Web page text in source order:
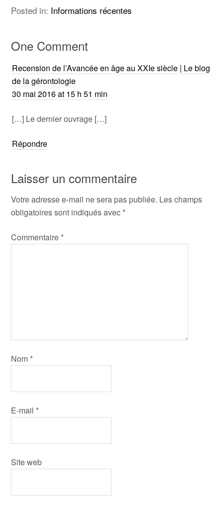
Posted in: Informations récentes
One Comment
Recension de l’Avancée en âge au XXIe siècle | Le blog
de la gérontologie
30 mai 2016 at 15 h 51 min
[…] Le dernier ouvrage […]
Répondre
Laisser un commentaire
Votre adresse e-mail ne sera pas publiée. Les champs
obligatoires sont indiqués avec *
Commentaire *
Nom *
E-mail *
Site web